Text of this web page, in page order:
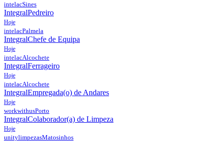
intelacSines
IntegralPedreiro
Hoje
intelacPalmela
IntegralChefe de Equipa
Hoje
intelacAlcochete
IntegralFerrageiro
Hoje
intelacAlcochete
IntegralEmpregada(o) de Andares
Hoje
workwithusPorto
IntegralColaborador(a) de Limpeza
Hoje
unitylimpezasMatosinhos